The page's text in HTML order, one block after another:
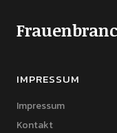
IMPRESSUM
Impressum
Kontakt